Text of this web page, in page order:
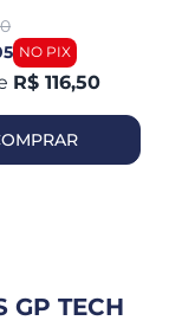
R$ 116,50
GP TECH